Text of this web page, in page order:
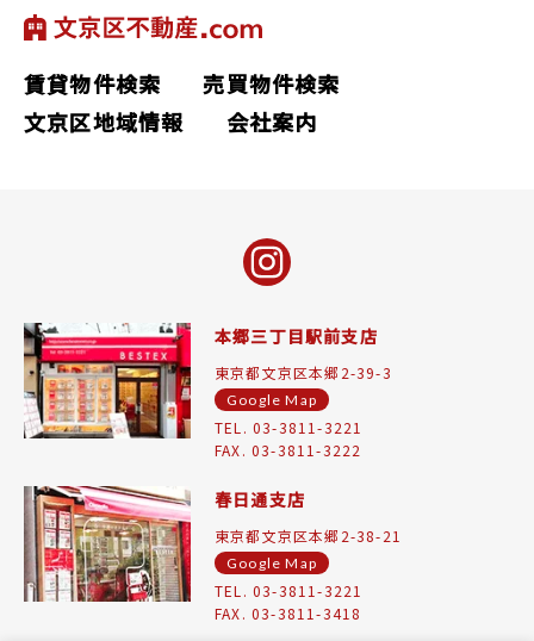
賃貸物件検索
売買物件検索
文京区地域情報
会社案内
本郷三丁目駅前支店
東京都文京区本郷2-39-3
Google Map
TEL. 03-3811-3221
FAX. 03-3811-3222
春日通支店
東京都文京区本郷2-38-21
Google Map
TEL. 03-3811-3221
FAX. 03-3811-3418